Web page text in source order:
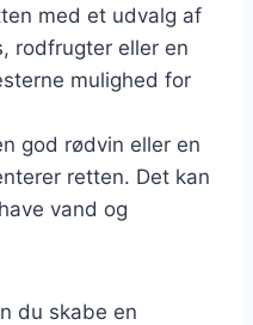
med et udvalg af
rodfrugter eller en
mulighed for
god rødvin eller en
retten. Det kan
vand og
du skabe en